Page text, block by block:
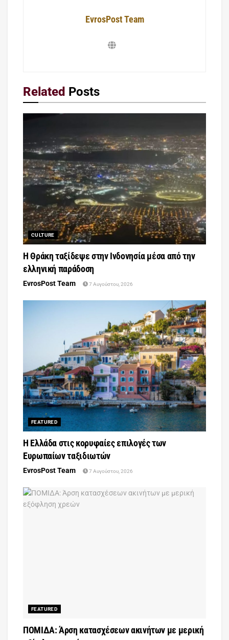
EvrosPost Team
Related Posts
CULTURE
Η Θράκη ταξίδεψε στην Ινδονησία μέσα από την
ελληνική παράδοση
EvrosPost Team 7 Αυγούστου, 2026
FEATURED
Η Ελλάδα στις κορυφαίες επιλογές των
Ευρωπαίων ταξιδιωτών
EvrosPost Team 7 Αυγούστου, 2026
FEATURED
ΠΟΜΙΔΑ: Άρση κατασχέσεων ακινήτων με μερική